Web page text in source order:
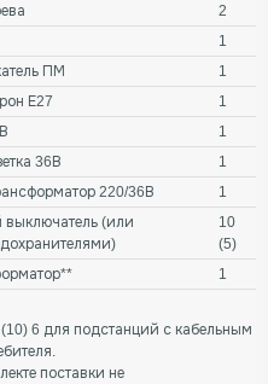
2
1
ПМ
1
Е27
1
1
36В
1
220/36В 1
выключатель (или
10
(5)
1
6 для подстанций с кабельным
поставки не